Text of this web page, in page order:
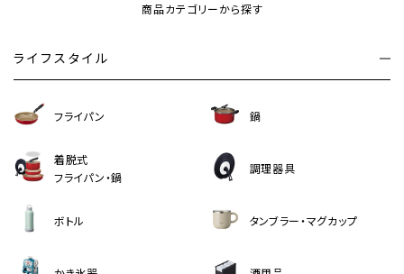
商品カテゴリーから探す
ライフスタイル
フライパン 鍋
着脱式
フライパン・鍋
調理器具
ボトル タンブラー・マグカップ